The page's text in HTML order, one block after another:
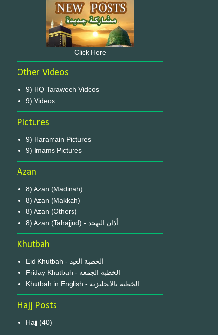
Click Here
Other Videos
9) HQ Taraweeh Videos
9) Videos
Pictures
9) Haramain Pictures
9) Imams Pictures
Azan
8) Azan (Madinah)
8) Azan (Makkah)
8) Azan (Others)
8) Azan (Tahajjud) - أذان التهجد
Khutbah
Eid Khutbah - الخطبة العيد
Friday Khutbah - الخطبة الجمعة
Khutbah in English - الخطبة بالانجليزية
Hajj Posts
Hajj (40)